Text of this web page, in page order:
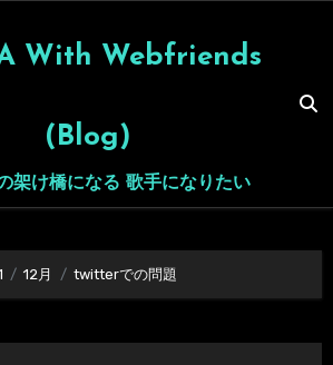
With Webfriends
(Blog)
架け橋になる 歌手になりたい
12月 twitterでの問題